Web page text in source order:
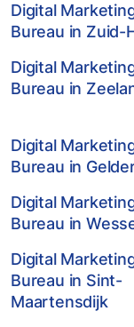
Digital
Bureau in Zuid-
Digital
Bureau in
Digital
Bureau in
Digital
Bureau in
Digital
Bureau in Sint-
Maartensdijk